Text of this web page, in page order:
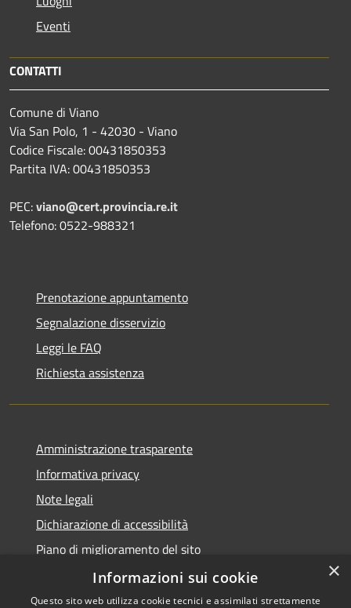
Eventi
CONTATTI
Comune di Viano
Via San Polo, 1 - 42030 - Viano
Codice Fiscale: 00431850353
Partita IVA: 00431850353
PEC:viano@cert.provincia.re.it
Telefono: 0522-988321
Prenotazione appuntamento
Segnalazione disservizio
Leggi le FAQ
Richiesta assistenza
Amministrazione trasparente
Informativa privacy
Note legali
Dichiarazione di accessibilità
Piano di miglioramento del sito
×
Informazioni sui cookie
Questo sito web utilizza cookie tecnici e assimilati strettamente